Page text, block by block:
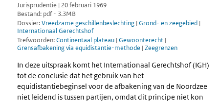
Jurisprudentie | 20 februari 1969
Bestand: pdf - 3.3MB
Dossier:Vreedzame geschillenbeslechting | Grond- en zeegebied |
Internationaal Gerechtshof
Trefwoorden:Continentaal plateau | Gewoonterecht |
Grensafbakening via equidistantie-methode | Zeegrenzen
In deze uitspraak komt het Internationaal Gerechtshof (IGH)
tot de conclusie dat het gebruik van het
equidistantiebeginsel voor de afbakening van de Noordzee
niet leidend is tussen partijen, omdat dit principe niet kon